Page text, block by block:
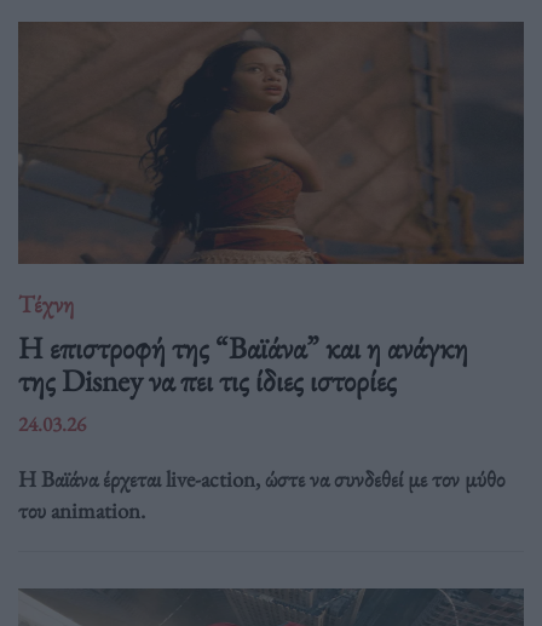
Τέχνη
Η επιστροφή της “Βαϊάνα” και η ανάγκη
της Disney να πει τις ίδιες ιστορίες
24.03.26
Η Βαϊάνα έρχεται live-action, ώστε να συνδεθεί με τον μύθο
του animation.